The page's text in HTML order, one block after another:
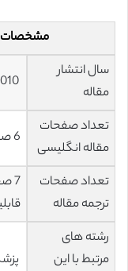
مشخصات
سال انتشار
مقاله
تعداد صفحات
مقاله انگلیسی
6 صفحه با فرمت pdf
تعداد صفحات
ترجمه مقاله
رشته های
مرتبط با این